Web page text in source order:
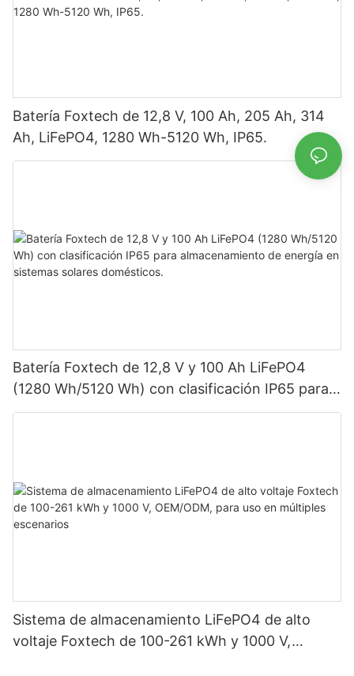
Batería Foxtech de 12,8 V, 100 Ah, 205 Ah, 314
Ah, LiFePO4, 1280 Wh-5120 Wh, IP65.
Batería Foxtech de 12,8 V y 100 Ah LiFePO4
(1280 Wh/5120 Wh) con clasificación IP65 para
almacenamiento de energía en sistemas solares
Sistema de almacenamiento LiFePO4 de alto
voltaje Foxtech de 100-261 kWh y 1000 V,